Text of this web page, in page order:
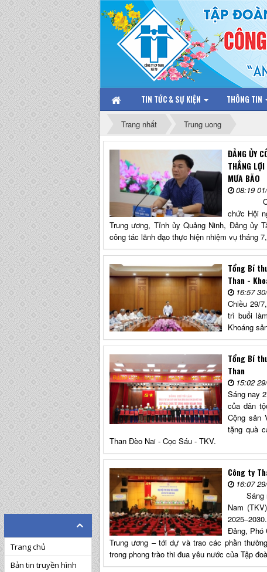
TIN TỨC & SỰ KIỆN THÔNG TIN
Trang nhất Trung uong
ĐẢNG ỦY
THẮNG
MƯA BÃO
08:19
Chiều
chức Hội
Trung ương, Tỉnh ủy Quảng Ninh, Đảng ủy
công tác lãnh đạo thực hiện nhiệm vụ tháng
Tổng Bí
Than -
16:57
Chiều 29/
trì buổi
Khoáng
Tổng Bí
Than
15:02
Sáng nay
của dân
Cộng sản
tặng quà
Than Đèo Nai - Cọc Sáu - TKV.
Công ty
16:07
Sáng
Nam
Đảng, Phó
Trung ương – tới dự và trao các phần
trong phong trào thi đua yêu nước của Tập
Trang chủ
Bản tin truyền hình